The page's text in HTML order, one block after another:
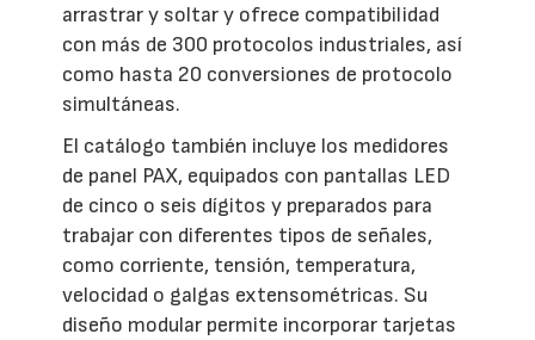
arrastrar y soltar y ofrece compatibilidad
con más de 300 protocolos industriales, así
como hasta 20 conversiones de protocolo
simultáneas.
El catálogo también incluye los medidores
de panel PAX, equipados con pantallas LED
de cinco o seis dígitos y preparados para
trabajar con diferentes tipos de señales,
como corriente, tensión, temperatura,
velocidad o galgas extensométricas. Su
diseño modular permite incorporar tarjetas